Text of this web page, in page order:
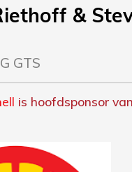
&
GTS
is hoofdsponsor